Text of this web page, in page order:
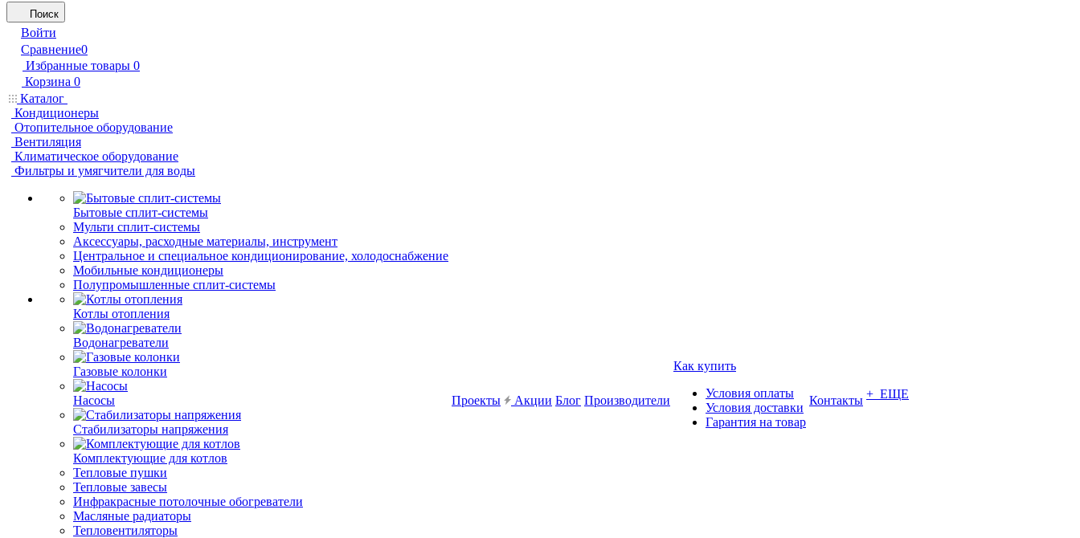
Поиск
Войти
Сравнение0
Избранные товары 0
Корзина 0
Каталог
Кондиционеры
Отопительное оборудование
Вентиляция
Климатическое оборудование
Фильтры и умягчители для воды
Бытовые сплит-системы
Мульти сплит-системы
Аксессуары, расходные материалы, инструмент
Центральное и специальное кондиционирование, холодоснабжение
Мобильные кондиционеры
Полупромышленные сплит-системы
Котлы отопления
Водонагреватели
Газовые колонки
Насосы
Стабилизаторы напряжения
Комплектующие для котлов
Тепловые пушки
Тепловые завесы
Инфракрасные потолочные обогреватели
Масляные радиаторы
Тепловентиляторы
Проекты Акции Блог Производители
Как купить
Условия оплаты
Условия доставки
Гарантия на товар
Контакты + ЕЩЕ